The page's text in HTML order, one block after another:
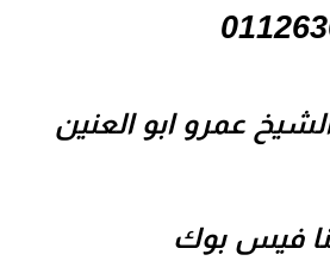
عمرو ابو العنين
فيس بوك